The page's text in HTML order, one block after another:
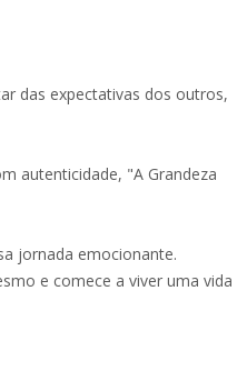
das expectativas dos outros,
autenticidade, "A Grandeza
jornada emocionante.
e comece a viver uma vida